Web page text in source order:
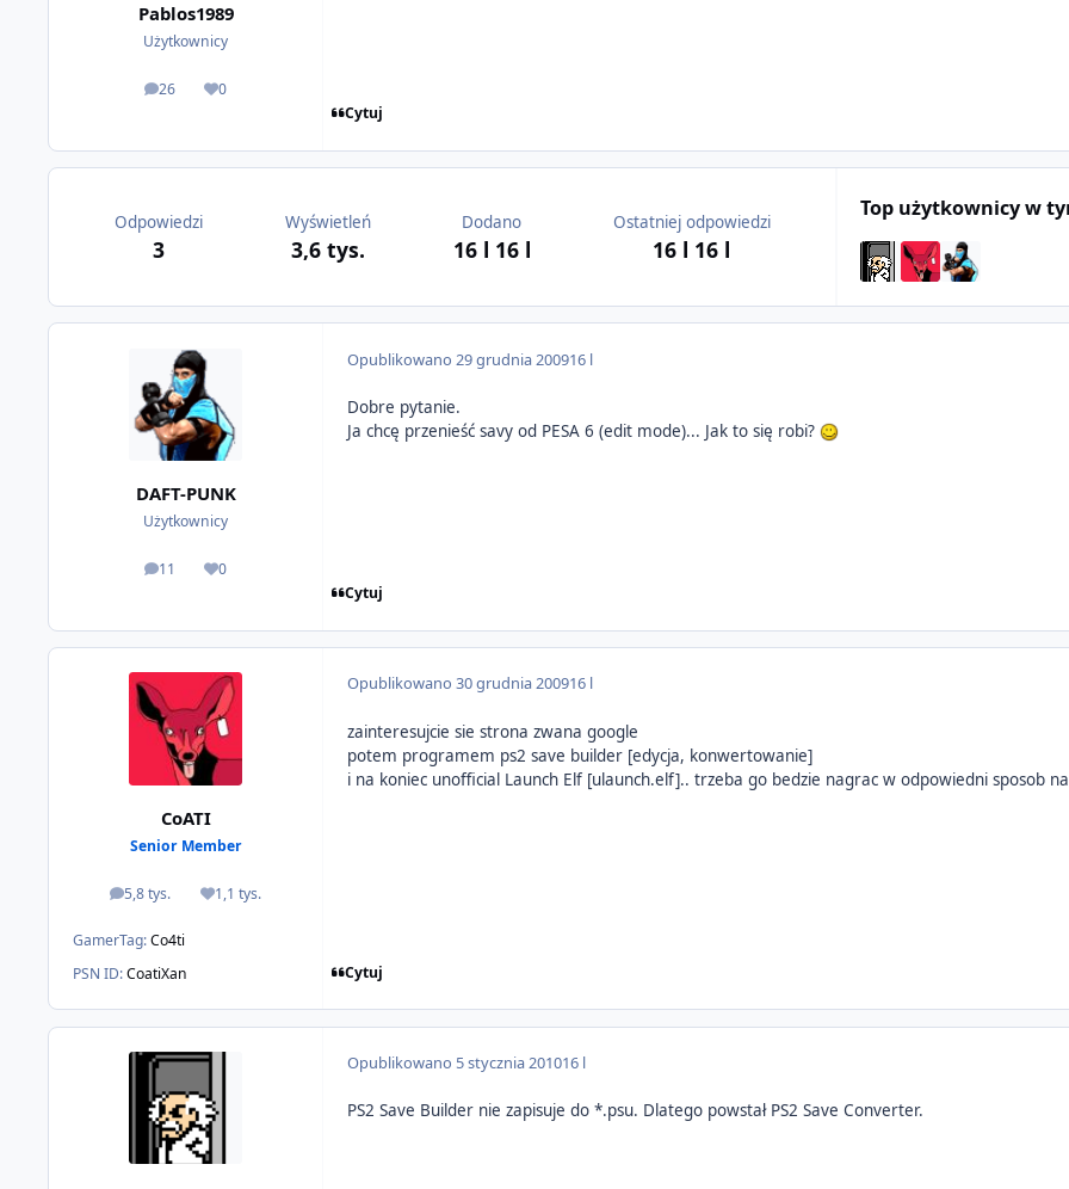
Pablos1989
Użytkownicy
26
odpowiedzi
0
Reputacja
Cytuj
Odpowiedzi
3
Wyświetleń
3,6 tys.
Dodano
16 l 16 l
Ostatniej odpowiedzi
16 l 16 l
Top użytkownicy w
DAFT-PUNK
Użytkownicy
11
odpowiedzi
0
Reputacja
Opublikowano 29 grudnia 200916 l
Dobre pytanie.
Ja chcę przenieść savy od PESA 6 (edit mode)... Jak to się robi?
Cytuj
CoATI
Senior Member
5,8 tys.
odpowiedzi1,1 tys.
Reputacja
GamerTag:Co4ti
PSN ID:CoatiXan
Opublikowano30 grudnia 200916 l
zainteresujcie sie strona zwana google
potem programem ps2 save builder [edycja, konwertowanie]
i na koniec unofficial Launch Elf [ulaunch.elf].. trzeba go bedzie nagrac w odpowiedni sposob
Cytuj
Opublikowano 5 stycznia 201016 l
PS2 Save Builder nie zapisuje do *.psu. Dlatego powstał PS2 Save Converter.